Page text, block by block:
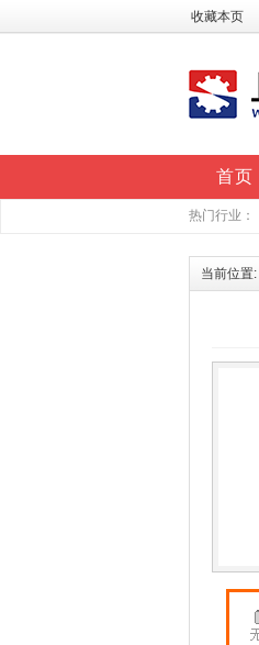
收藏本页
首页
热门行业：
当前位置: